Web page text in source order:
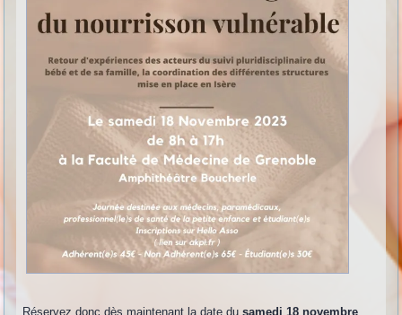
Réservez donc dès maintenant la date dusamedi 18 novembre